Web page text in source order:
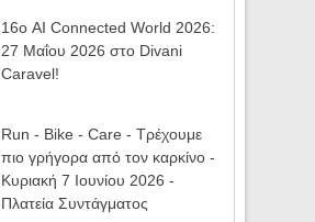
16ο AI Connected World 2026:
27 Μαΐου 2026 στο Divani
Caravel!
Run - Bike - Care - Τρέχουμε
πιο γρήγορα από τον καρκίνο -
Κυριακή 7 Ιουνίου 2026 -
Πλατεία Συντάγματος